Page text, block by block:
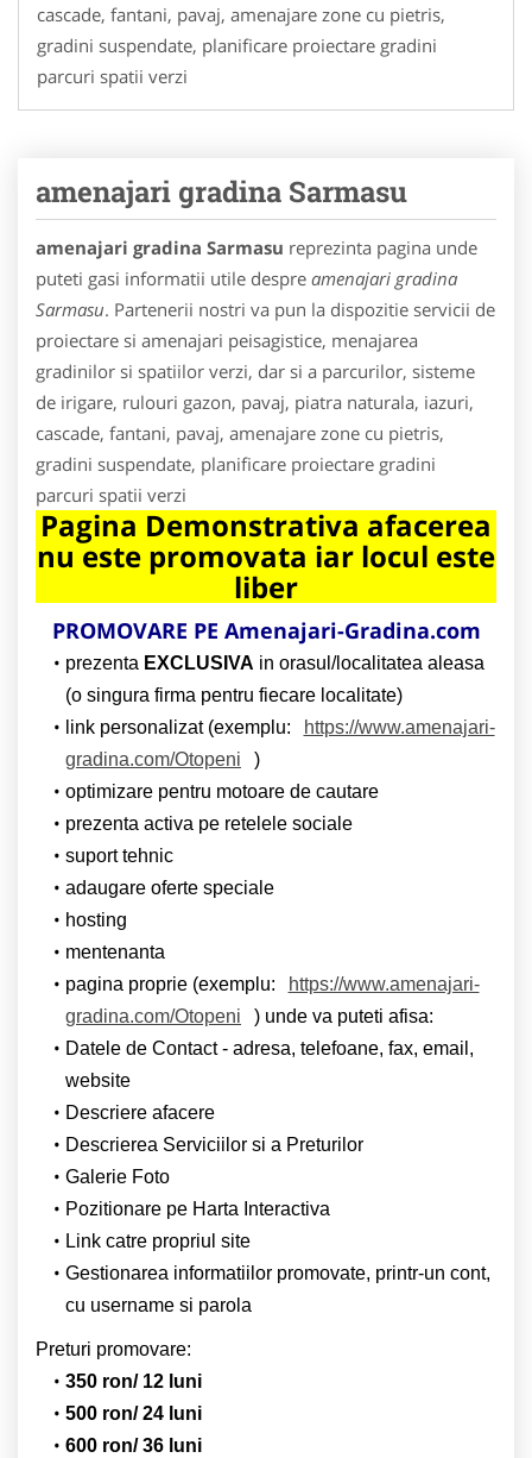
cascade, fantani, pavaj, amenajare zone cu pietris,
gradini suspendate, planificare proiectare gradini
parcuri spatii verzi
amenajari gradina Sarmasu
amenajari gradina Sarmasu reprezinta pagina unde
puteti gasi informatii utile despre amenajari gradina
Sarmasu. Partenerii nostri va pun la dispozitie servicii de
proiectare si amenajari peisagistice, menajarea
gradinilor si spatiilor verzi, dar si a parcurilor, sisteme
de irigare, rulouri gazon, pavaj, piatra naturala, iazuri,
cascade, fantani, pavaj, amenajare zone cu pietris,
gradini suspendate, planificare proiectare gradini
parcuri spatii verzi
Pagina Demonstrativa afacerea
nu este promovata iar locul este
liber
PROMOVARE PE Amenajari-Gradina.com
prezenta EXCLUSIVA in orasul/localitatea aleasa
(o singura firma pentru fiecare localitate)
link personalizat (exemplu:
https://www.amenajari-
gradina.com/Otopeni
)
optimizare pentru motoare de cautare
prezenta activa pe retelele sociale
suport tehnic
adaugare oferte speciale
hosting
mentenanta
pagina proprie (exemplu:
https://www.amenajari-
gradina.com/Otopeni
) unde va puteti afisa:
Datele de Contact - adresa, telefoane, fax, email,
website
Descriere afacere
Descrierea Serviciilor si a Preturilor
Galerie Foto
Pozitionare pe Harta Interactiva
Link catre propriul site
Gestionarea informatiilor promovate, printr-un cont,
cu username si parola
Preturi promovare:
350 ron/ 12 luni
500 ron/ 24 luni
600 ron/ 36 luni